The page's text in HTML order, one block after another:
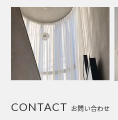
お問い合わせ
CONTACT